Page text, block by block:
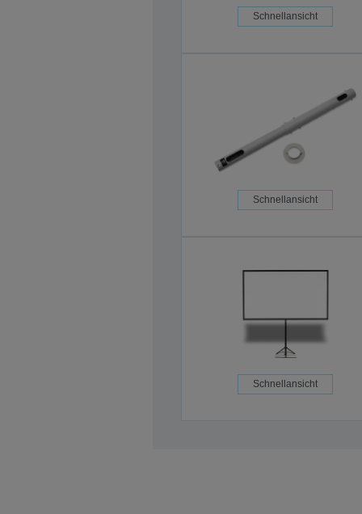
Schnellansicht
Schnellansicht
Schnellansicht